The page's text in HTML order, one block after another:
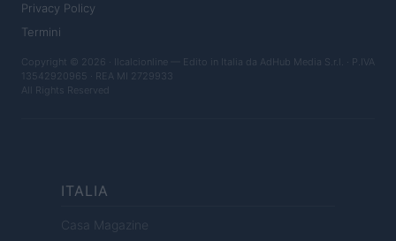
Privacy Policy
Termini
Copyright © 2026 · Ilcalcionline — Edito in Italia da AdHub Media S.r.l. · P.IVA
13542920965 · REA MI 2729933
All Rights Reserved
ITALIA
Casa Magazine